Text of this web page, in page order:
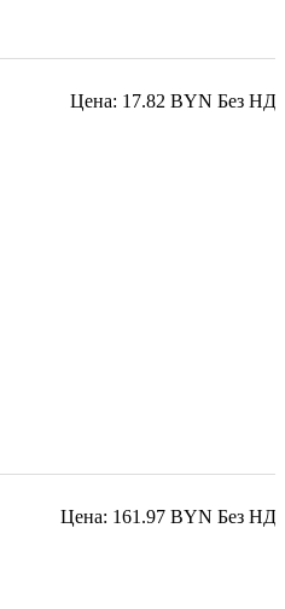
Цена: 17.82 BYN Без
Цена: 161.97 BYN Без